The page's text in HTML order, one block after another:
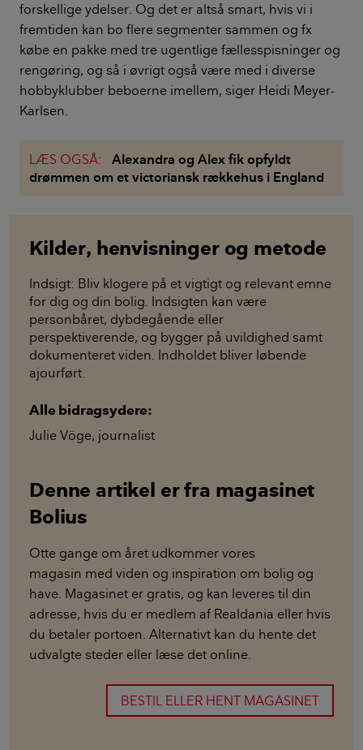
forskellige ydelser. Og det er altså smart, hvis vi i
fremtiden kan bo flere segmenter sammen og fx
købe en pakke med tre ugentlige fællesspisninger og
rengøring, og så i øvrigt også være med i diverse
hobbyklubber beboerne imellem, siger Heidi Meyer-
Karlsen.
LÆS OGSÅ:
Alexandra og Alex fik opfyldt
drømmen om et victoriansk rækkehus i England
Kilder, henvisninger og metode
Indsigt: Bliv klogere på et vigtigt og relevant emne
for dig og din bolig. Indsigten kan være
personbåret, dybdegående eller
perspektiverende, og bygger på uvildighed samt
dokumenteret viden. Indholdet bliver løbende
ajourført.
Alle bidragsydere:
Julie Vöge, journalist
Denne artikel er fra magasinet
Bolius
Otte gange om året udkommer vores
magasin med viden og inspiration om bolig og
have. Magasinet er gratis, og kan leveres til din
adresse, hvis du er medlem af Realdania eller hvis
du betaler portoen. Alternativt kan du hente det
udvalgte steder eller læse det online.
BESTIL ELLER HENT MAGASINET